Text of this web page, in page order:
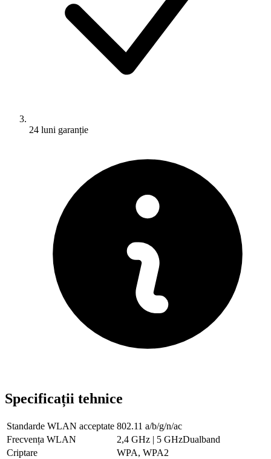
24 luni garanție
Specificații tehnice
Standarde WLAN acceptate 802.11 a/b/g/n/ac
Frecvența WLAN
2,4 GHz | 5 GHzDualband
Criptare
WPA, WPA2